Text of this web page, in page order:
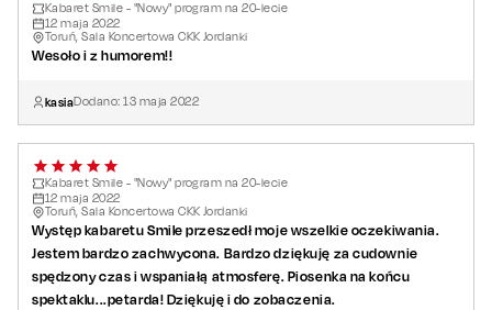
Kabaret Smile - "Nowy" program na 20-lecie
12 maja 2022
Toruń, Sala Koncertowa CKK Jordanki
Wesoło i z humorem!!
kasiaDodano:13 maja 2022
Kabaret Smile - "Nowy" program na 20-lecie
12 maja 2022
Toruń, Sala Koncertowa CKK Jordanki
Występ kabaretu Smile przeszedł moje wszelkie oczekiwania.
Jestem bardzo zachwycona. Bardzo dziękuję za cudownie
spędzony czas i wspaniałą atmosferę. Piosenka na końcu
spektaklu...petarda! Dziękuję i do zobaczenia.